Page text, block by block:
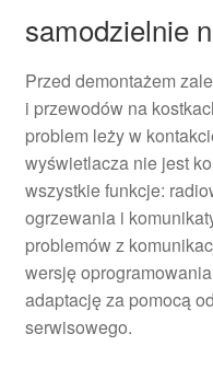
samodzielnie
Przed demontażem
i przewodów na
problem leży w
wyświetlacza nie jest
wszystkie funkcje:
ogrzewania i
problemów z
wersję
adaptację za pomocą
serwisowego.